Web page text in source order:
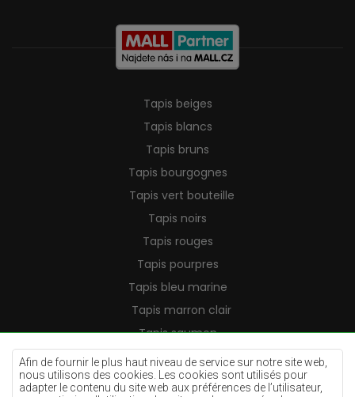
Afin de fournir le plus haut niveau de service sur notre site web,
nous utilisons des cookies. Les cookies sont utilisés pour
adapter le contenu du site web aux préférences de l’utilisateur,
Tapis beiges
Tapis blancs
Tapis bruns
Tapis bourgognes
Tapis vert bouteille
Tapis noirs
Tapis rouges
Tapis pourpres
Tapis bleu marine
Tapis marron clair
Tapis saumon
Tapis crème
Tapis lilas